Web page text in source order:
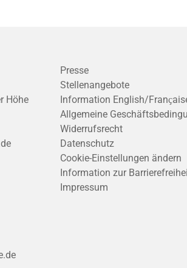
Höhe
Presse
Stellenangebote
Information English/
Allgemeine
Widerrufsrecht
Datenschutz
Cookie-Einstellungen ändern
Information zur
Impressum